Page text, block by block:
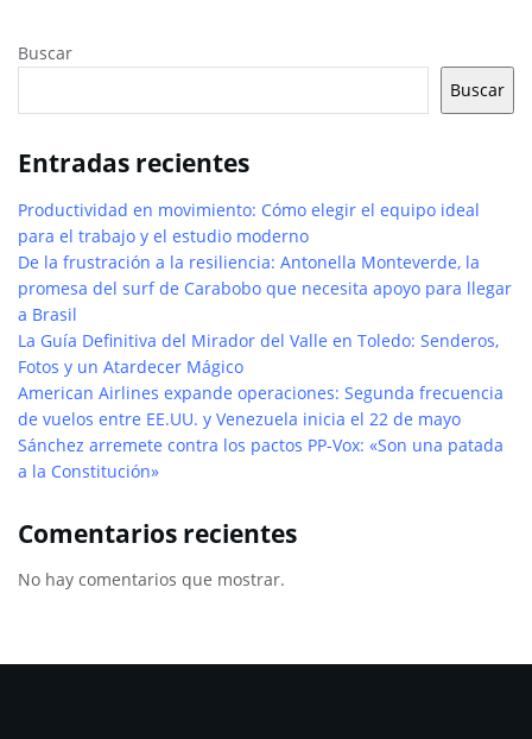
Buscar
Buscar
Entradas recientes
Productividad en movimiento: Cómo elegir el equipo ideal
para el trabajo y el estudio moderno
De la frustración a la resiliencia: Antonella Monteverde, la
promesa del surf de Carabobo que necesita apoyo para llegar
a Brasil
La Guía Definitiva del Mirador del Valle en Toledo: Senderos,
Fotos y un Atardecer Mágico
American Airlines expande operaciones: Segunda frecuencia
de vuelos entre EE.UU. y Venezuela inicia el 22 de mayo
Sánchez arremete contra los pactos PP-Vox: «Son una patada
a la Constitución»
Comentarios recientes
No hay comentarios que mostrar.